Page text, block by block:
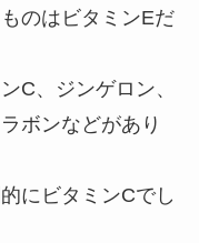
のはビタミンEだ
C、ジンゲロン、
ボンなどがあり
にビタミンCでし